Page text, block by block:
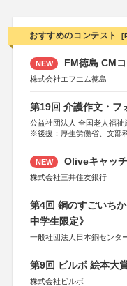
おすすめのコンテスト
NEW FM徳島 CM
株式会社エフエム徳島
第19回 介護作文・フ
公益社団法人 全国老人福祉
※後援：厚生労働省、文部
NEW Oliveキャッ
株式会社三井住友銀行
第4回 銅のすごいち
中学生限定》
一般社団法人日本銅センタ
第9回 ビルボ 絵本大
株式会社ビルボ